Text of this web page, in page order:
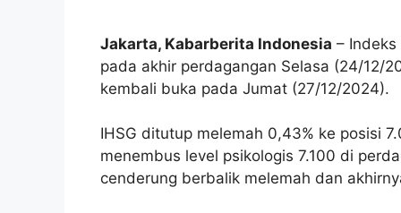
Jakarta, Kabarberita Indonesia –
pada akhir perdagangan Selasa (24/12/
kembali buka pada Jumat (27/12/2024).
IHSG ditutup melemah 0,43% ke posisi
menembus level psikologis 7.100 di
cenderung berbalik melemah dan